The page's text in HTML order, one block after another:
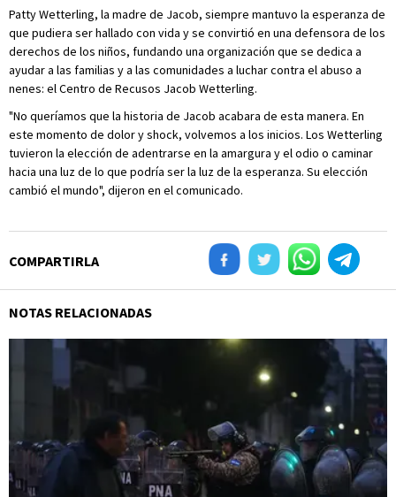
Patty Wetterling, la madre de Jacob, siempre mantuvo la esperanza de
que pudiera ser hallado con vida y se convirtió en una defensora de los
derechos de los niños, fundando una organización que se dedica a
ayudar a las familias y a las comunidades a luchar contra el abuso a
nenes: el Centro de Recusos Jacob Wetterling.
"No queríamos que la historia de Jacob acabara de esta manera. En
este momento de dolor y shock, volvemos a los inicios. Los Wetterling
tuvieron la elección de adentrarse en la amargura y el odio o caminar
hacia una luz de lo que podría ser la luz de la esperanza. Su elección
cambió el mundo", dijeron en el comunicado.
COMPARTIRLA
NOTAS RELACIONADAS